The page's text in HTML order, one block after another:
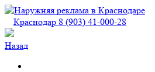
Краснодар 8 (903) 41-000-28
Назад